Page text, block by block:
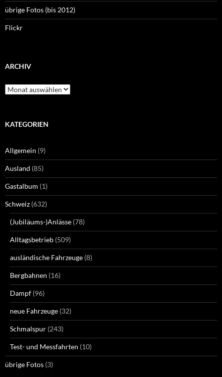
übrige Fotos (bis 2012)
Flickr
ARCHIV
Archiv
KATEGORIEN
Allgemein (9)
Ausland (85)
Gastalbum (1)
Schweiz (632)
(Jubiläums-)Anlässe (78)
Alltagsbetrieb (509)
ausländische Fahrzeuge (8)
Bergbahnen (16)
Dampf (96)
neue Fahrzeuge (32)
Schmalspur (243)
Test- und Messfahrten (10)
übrige Fotos (3)